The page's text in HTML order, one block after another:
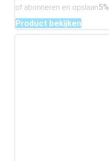
of abonneren en opslaan5%
Product bekijken